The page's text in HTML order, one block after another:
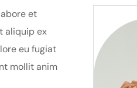
et
aliquip ex
eu fugiat
mollit anim